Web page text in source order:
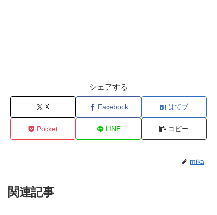
シェアする
X Facebook はてブ
Pocket LINE コピー
mika
関連記事